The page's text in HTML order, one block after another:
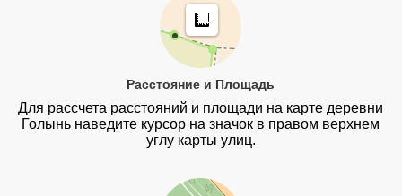
Расстояние и Площадь
Для рассчета расстояний и площади на карте деревни
Голынь наведите курсор на значок в правом верхнем
углу карты улиц.